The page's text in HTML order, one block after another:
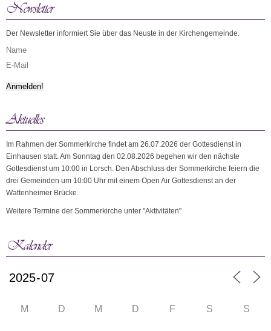
Der Newsletter informiert Sie über das Neuste in der Kirchengemeinde.
Im Rahmen der Sommerkirche findet am 26.07.2026 der Gottesdienst in
Einhausen statt. Am Sonntag den 02.08.2026 begehen wir den nächste
Gottesdienst um 10:00 in Lorsch. Den Abschluss der Sommerkirche feiern die
drei Gemeinden um 10:00 Uhr mit einem Open Air Gottesdienst an der
Wattenheimer Brücke.
Weitere Termine der Sommerkirche unter "Aktivitäten"
M D M D F S S